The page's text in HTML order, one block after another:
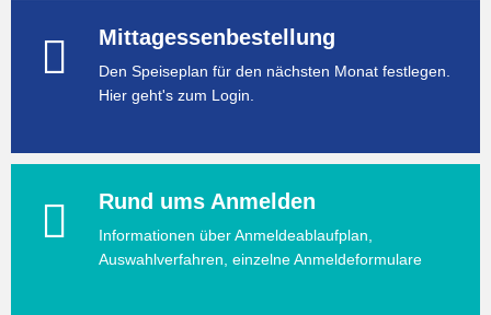
Mittagessenbestellung
Den Speiseplan für den nächsten Monat festlegen.
Hier geht's zum Login.
Rund ums Anmelden
Informationen über Anmeldeablaufplan,
Auswahlverfahren, einzelne Anmeldeformulare